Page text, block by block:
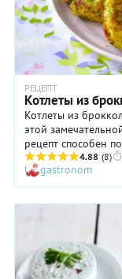
РЕЦЕПТ
Котлеты из
Котлеты из
этой
рецепт способен
например, детей,
маминому желанию
привычки. Дело в
себя очень
на первый план.
корочкой
подавать
соусом, который
блюда и его
4.88 (8)
gastronom